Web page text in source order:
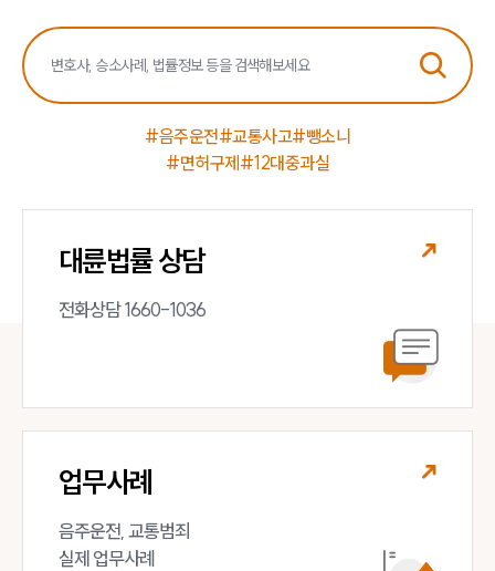
전체
구성원 소개
음주운전·교통사고전문변호사추천
법률 블로그
#음주운전#교통사고#뺑소니
#면허구제#12대중과실
대륜법률 상담
전화상담 1660-1036
업무사례
음주운전, 교통범죄
실제 업무사례